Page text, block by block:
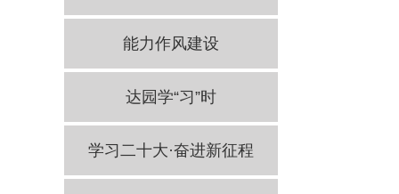
能力作风建设
达园学“习”时
学习二十大·奋进新征程